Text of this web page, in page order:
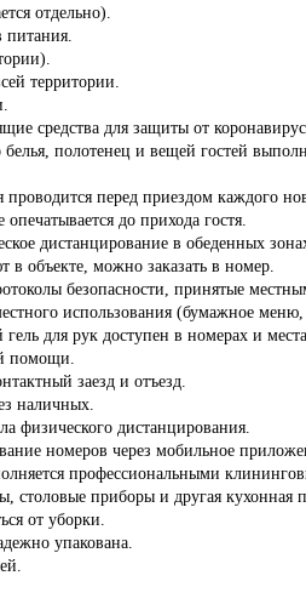
отдельно).
питания.
территории.
средства для защиты от
белья, полотенец и вещей гостей
перед приездом каждого
до прихода гостя.
дистанцирование в обеденных
в объекте, можно заказать в номер.
безопасности, принятые
использования (бумажное
для рук доступен в номерах и
помощи.
заезд и отъезд.
наличных.
физического дистанцирования.
номеров через мобильное
профессиональными
столовые приборы и другая кухонная
от уборки.
упакована.